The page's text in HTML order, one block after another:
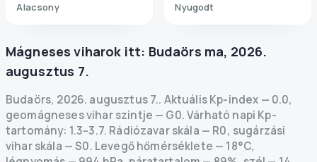
Alacsony Nyugodt
Mágneses viharok itt: Budaörs ma, 2026.
augusztus 7.
Budaörs, 2026. augusztus 7.. Aktuális Kp-index — 0.0,
geomágneses vihar szintje — G0.Várható napi Kp-
tartomány: 1.3–3.7. Rádiózavar skála — R0, sugárzási
vihar skála — S0. Levegő hőmérséklete — 18°C,